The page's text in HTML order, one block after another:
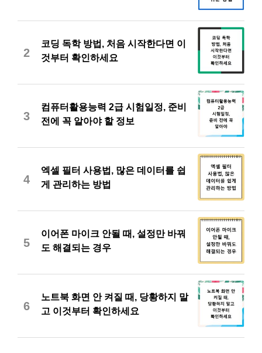
2
코딩 독학 방법, 처음 시작한다면 이
것부터 확인하세요
3
컴퓨터활용능력 2급 시험일정, 준비
전에 꼭 알아야 할 정보
4
엑셀 필터 사용법, 많은 데이터를 쉽
게 관리하는 방법
5
이어폰 마이크 안될 때, 설정만 바꿔
도 해결되는 경우
6
노트북 화면 안 켜질 때, 당황하지 말
고 이것부터 확인하세요